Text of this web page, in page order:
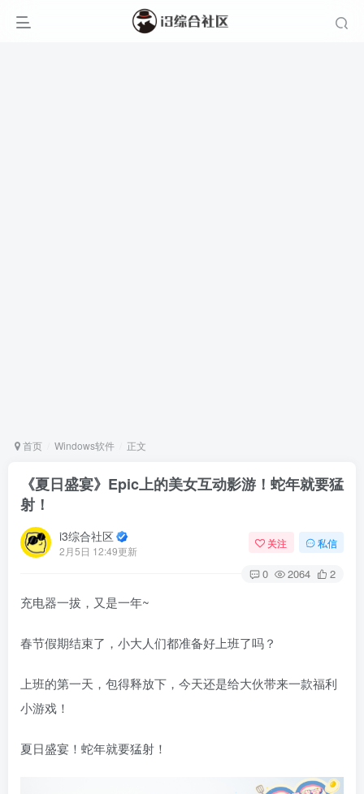
首页 Windows软件 正文
《夏日盛宴》Epic上的美女互动影游！蛇年就要猛
射！
i3综合社区
2月5日 12:49更新
关注 私信
0 2064 2
充电器一拔，又是一年~
春节假期结束了，小大人们都准备好上班了吗？
上班的第一天，包得释放下，今天还是给大伙带来一款福利
小游戏！
夏日盛宴！蛇年就要猛射！